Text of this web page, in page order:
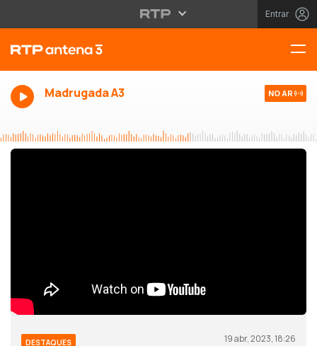
Entrar
Madrugada A3 NO AR
DESTAQUES 19 abr, 2023, 18:26